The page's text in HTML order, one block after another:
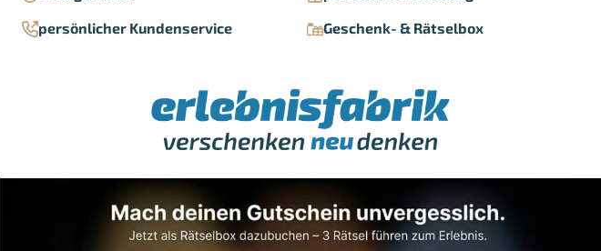
persönlicher Kundenservice
Geschenk- & Rätselbox